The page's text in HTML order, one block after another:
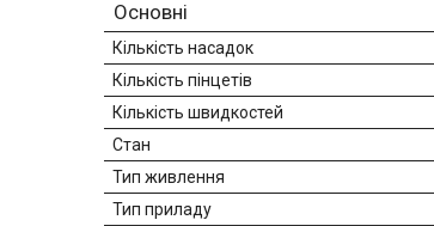
Основні
Кількість насадок
Кількість пінцетів
Кількість швидкостей
Стан
Тип живлення
Тип приладу